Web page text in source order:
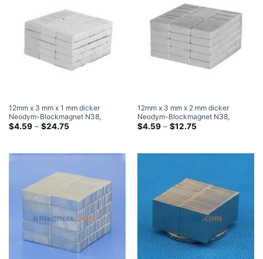
12mm x 3 mm x 1 mm dicker
Neodym-Blockmagnet N38,
superstarker 12 x 3 x 1 mm großer,
$4.59 – $24.75Preisklasse:
12mm x 3 mm x 2 mm dicker
Neodym-Blockmagnet N38,
superstarker 12 x 3 x 2 mm großer,
$4.59 – $12.75Preisklasse: